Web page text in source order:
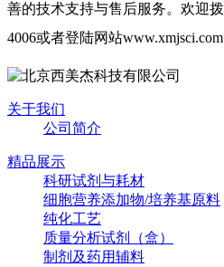
善的技术支持与售后服务。欢迎
4006或者登陆网站www.xmjsci.com
关于我们
公司简介
精品展示
科研试剂与耗材
细胞营养添加物/培养基原料
纯化工艺
质量分析试剂（盒）
制剂及药用辅料